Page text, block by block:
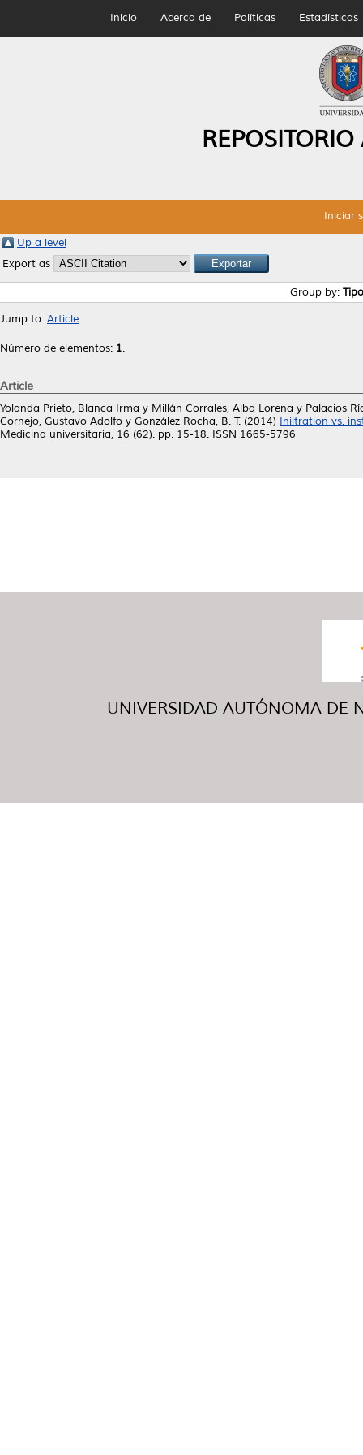
Inicio Acerca de Políticas Estadísticas
Iniciar
Up a level
Export as
Group by:
Jump to: Article
Número de elementos: 1.
Article
Yolanda Prieto, Blanca Irma y Millán Corrales, Alba Lorena y Palacios
Cornejo, Gustavo Adolfo y González Rocha, B. T. (2014) Iniltration vs.
Medicina universitaria, 16 (62). pp. 15-18. ISSN 1665-5796
UNIVERSIDAD AUTÓNOMA DE